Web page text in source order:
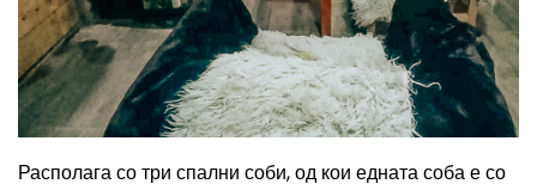
Располага со три спални соби, од кои едната соба е со